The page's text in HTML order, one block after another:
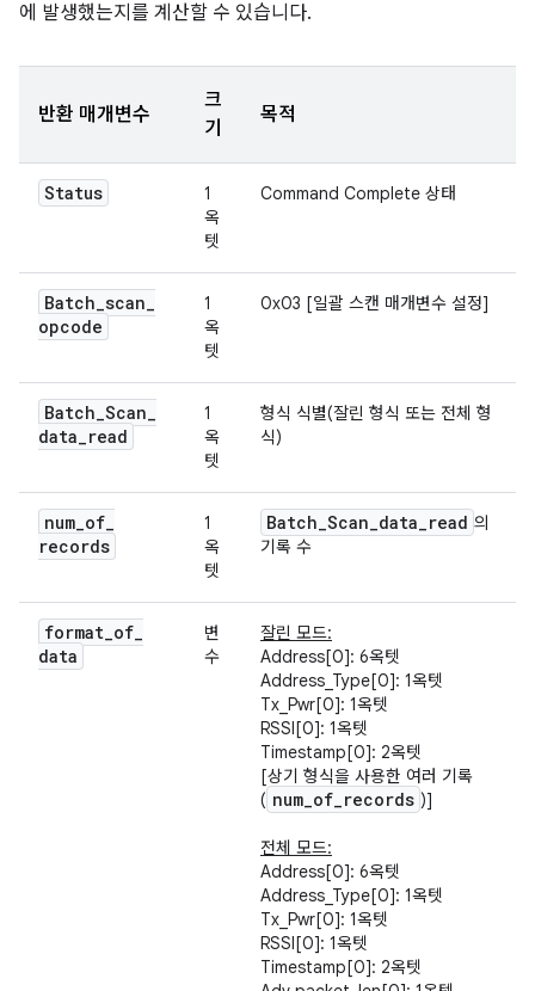
에 발생했는지를 계산할 수 있습니다.
반환 매개변수
크
기
목적
Status
1
옥
텟
Command Complete 상태
Batch_scan_
opcode
1
옥
텟
0x03 [일괄 스캔 매개변수 설정]
Batch_Scan_
data_read
1
옥
텟
형식 식별(잘린 형식 또는 전체 형
식)
num_of_
records
1
옥
텟
Batch_Scan_data_read 의
기록 수
format_of_
data
변
수
잘린 모드:
Address[0]: 6옥텟
Address_Type[0]: 1옥텟
Tx_Pwr[0]: 1옥텟
RSSI[0]: 1옥텟
Timestamp[0]: 2옥텟
[상기 형식을 사용한 여러 기록
( num_of_records )]
전체 모드:
Address[0]: 6옥텟
Address_Type[0]: 1옥텟
Tx_Pwr[0]: 1옥텟
RSSI[0]: 1옥텟
Timestamp[0]: 2옥텟